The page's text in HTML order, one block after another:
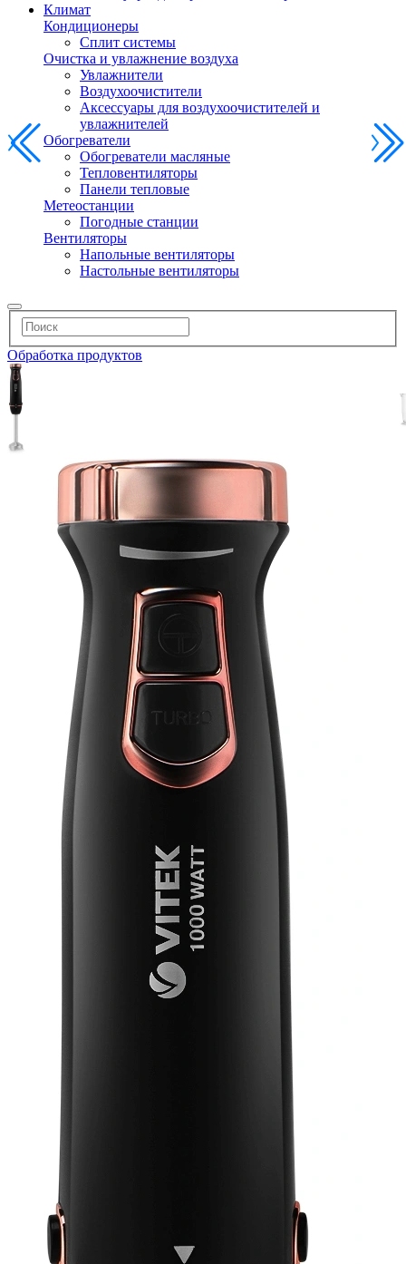
Климат
Кондиционеры
Сплит системы
Очистка и увлажнение воздуха
Увлажнители
Воздухоочистители
Аксессуары для воздухоочистителей и
увлажнителей
Обогреватели
Обогреватели масляные
Тепловентиляторы
Панели тепловые
Метеостанции
Погодные станции
Вентиляторы
Напольные вентиляторы
Настольные вентиляторы
Обработка продуктов